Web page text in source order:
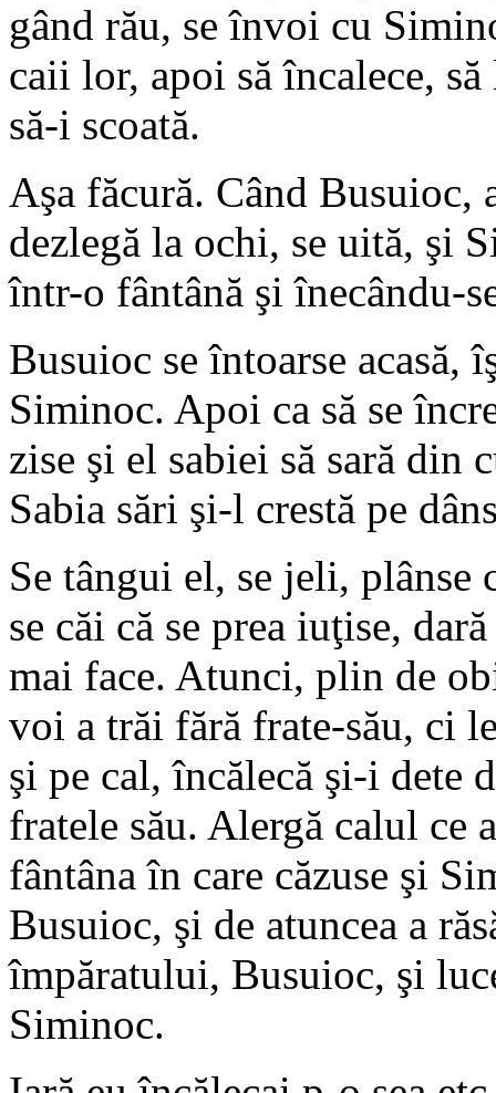
gând rău, se învoi cu
caii lor, apoi să încalece,
să-i scoată.
Aşa făcură. Când Busuioc,
dezlegă la ochi, se uită, şi
într-o fântână şi înecându-
Busuioc se întoarse acasă,
Siminoc. Apoi ca să se
zise şi el sabiei să sară din
Sabia sări şi-l crestă pe
Se tângui el, se jeli, plânse
se căi că se prea iuţise,
mai face. Atunci, plin de
voi a trăi fără frate-său, ci
şi pe cal, încălecă şi-i dete
fratele său. Alergă calul ce
fântâna în care căzuse şi
Busuioc, şi de atuncea a
împăratului, Busuioc, şi
Siminoc.